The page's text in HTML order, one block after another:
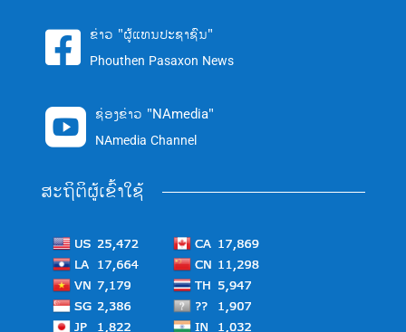
 ຂ່າວ "ຜູ້ແທນປະຊາຊົນ"
Phouthen Pasaxon News
 ຊ່ອງຂ່າວ "NAmedia"
NAmedia Channel
ສະຖິຕິຜູ້ເຂົ້າໃຊ້